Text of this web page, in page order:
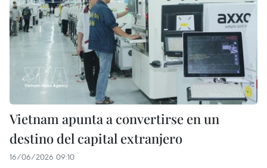
Vietnam apunta a convertirse en un
destino del capital extranjero
16/06/2026 09:10